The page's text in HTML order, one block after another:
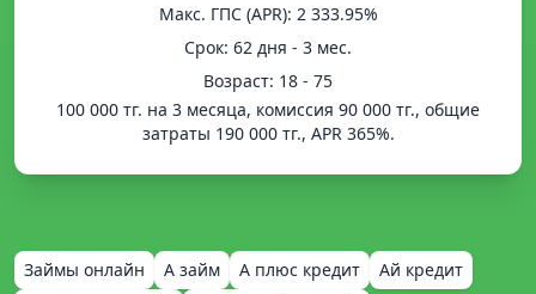
Mакс. ГПС (APR): 2 333.95%
Срок: 62 дня - 3 мес.
Возраст: 18 - 75
100 000 тг. на 3 месяца, комиссия 90 000 тг., общие
затраты 190 000 тг., APR 365%.
Займы онлайн А займ А плюс кредит
Ай кредит